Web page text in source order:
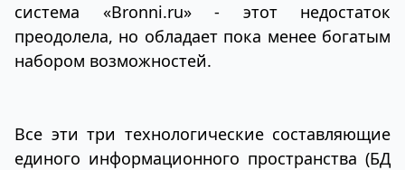
система «Bronni.ru» - этот недостаток
преодолела, но обладает пока менее богатым
набором возможностей.
Все эти три технологические составляющие
единого информационного пространства (БД